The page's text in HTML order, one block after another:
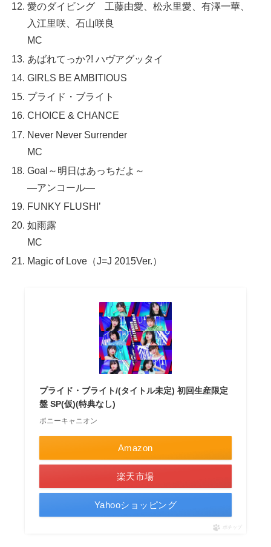
愛のダイビング 工藤由愛、松永里愛、有澤一華、
入江里咲、石山咲良
MC
あばれてっか?! ハヴアグッタイ
GIRLS BE AMBITIOUS
プライド・ブライト
CHOICE & CHANCE
Never Never Surrender
MC
Goal～明日はあっちだよ～
—アンコール—
FUNKY FLUSHI’
如雨露
MC
Magic of Love（J=J 2015Ver.）
プライド・ブライト/(タイトル未定) 初回生産限定
盤 SP(仮)(特典なし)
ポニーキャニオン
Amazon
楽天市場
Yahooショッピング
ポチップ